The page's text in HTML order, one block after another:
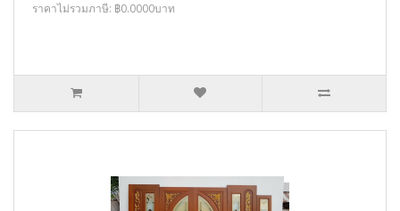
ราคาไม่รวมภาษี: ฿0.0000บาท